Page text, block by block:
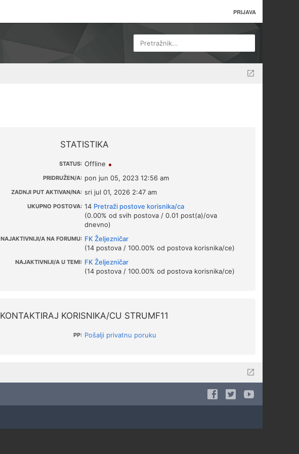
PRIJAVA
Pretražnik...
STATISTIKA
STATUS: Offline
PRIDRUŽEN/A: pon jun 05, 2023 12:56 am
ZADNJI PUT AKTIVAN/NA: sri jul 01, 2026 2:47 am
UKUPNO POSTOVA: 14 Pretraži postove korisnika/ca
(0.00% od svih postova / 0.01 post(a)/ova
dnevno)
NAJAKTIVNIJI/A NA FORUMU: FK Željezničar
(14 postova / 100.00% od postova korisnika/ce)
NAJAKTIVNIJI/A U TEMI: FK Željezničar
(14 postova / 100.00% od postova korisnika/ce)
KONTAKTIRAJ KORISNIKA/CU STRUMF11
PP: Pošalji privatnu poruku